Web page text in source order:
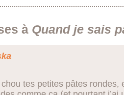
à Quand je sais
tes petites pâtes rondes,